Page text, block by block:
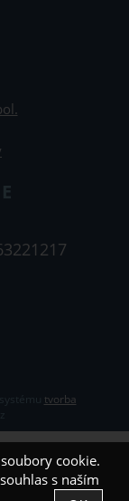
tvorba
cookie.
s naším